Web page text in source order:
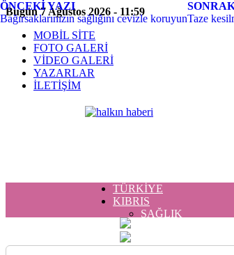
Bugün 7 Ağustos 2026 - 11:59
MOBİL SİTE
FOTO GALERİ
VİDEO GALERİ
YAZARLAR
İLETİŞİM
TÜRKİYE
KIBRIS
SAĞLIK
ÖNCEKİ YAZI
Bağırsaklarınızın sağlığını cevizle koruyunTaze